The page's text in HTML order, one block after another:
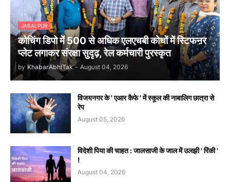
JABALPUR
कोचिंग डिपो में 500 से अधिक एलएचबी कोचों में स्टिफऩर
प्लेट लगाकर संरक्षा सुदृढ़, रेल कर्मचारी पुरस्कृत
by KhabarAbhiTak - August 04, 2026
विजयनगर के ' एआर कैफे ' में स्कूल की नाबालिग छात्रा से
रेप
August 05, 2026
विदेशी पिया की चाहत : जालसाजी के जाल में उलझी ' रिंकी '
!
August 04, 2026